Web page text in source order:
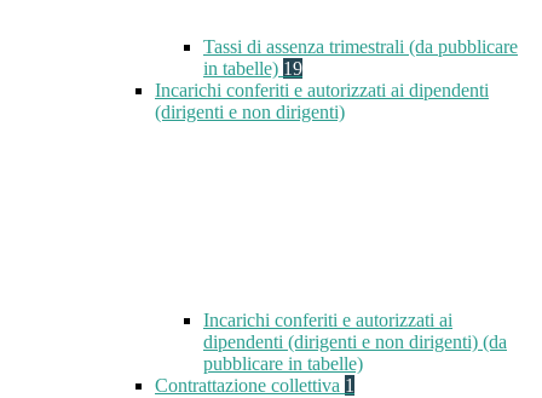
Tassi di assenza trimestrali (da pubblicare
in tabelle) 19
Incarichi conferiti e autorizzati ai dipendenti
(dirigenti e non dirigenti)
Incarichi conferiti e autorizzati ai
dipendenti (dirigenti e non dirigenti) (da
pubblicare in tabelle)
Contrattazione collettiva 1